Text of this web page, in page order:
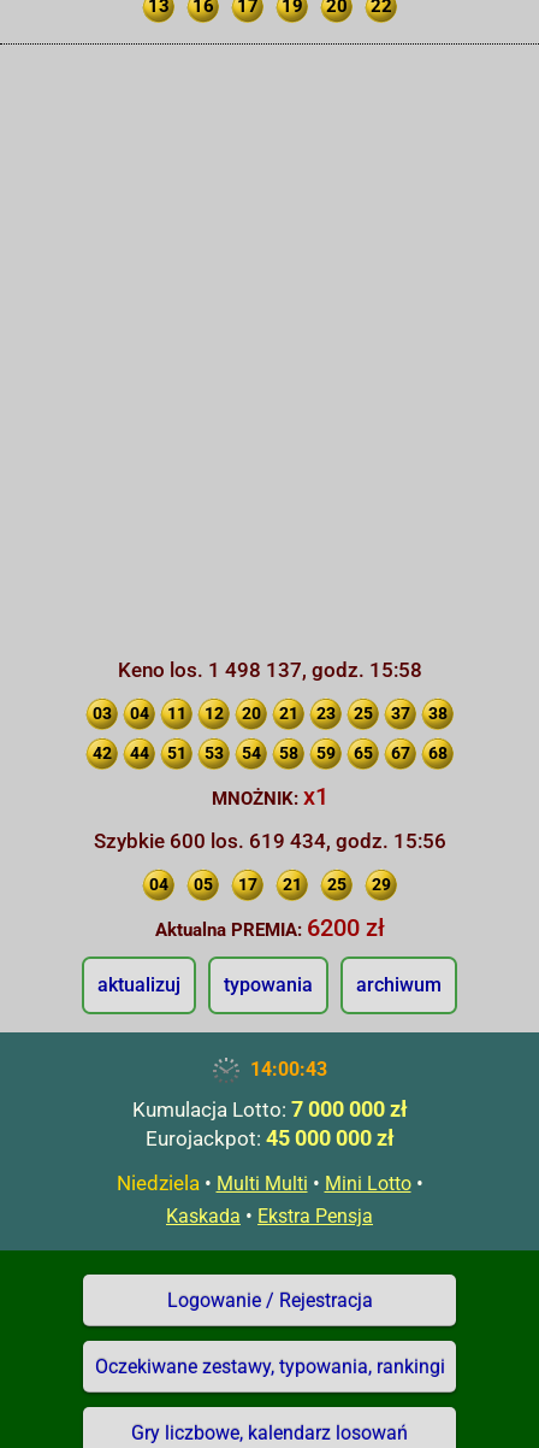
13
16 17 19 20 22
Keno los. 1 498 137, godz. 15:58
03 04 11 12 20 21 23 25 37 38
42 44 51 53 54 58 59 65 67 68
MNOŻNIK: x1
Szybkie 600 los. 619 434, godz. 15:56
04 05 17 21 25 29
Aktualna PREMIA: 6200 zł
aktualizuj typowania archiwum
14:00:44
Kumulacja Lotto: 7 000 000 zł
Eurojackpot: 45 000 000 zł
Niedziela• Multi Multi • Mini Lotto•
Kaskada • Ekstra Pensja
Logowanie / Rejestracja
Oczekiwane zestawy, typowania, rankingi
Gry liczbowe, kalendarz losowań